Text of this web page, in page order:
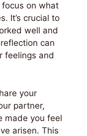
on what
It’s crucial to
well and
can
feelings and
your
partner,
made you feel
arisen. This